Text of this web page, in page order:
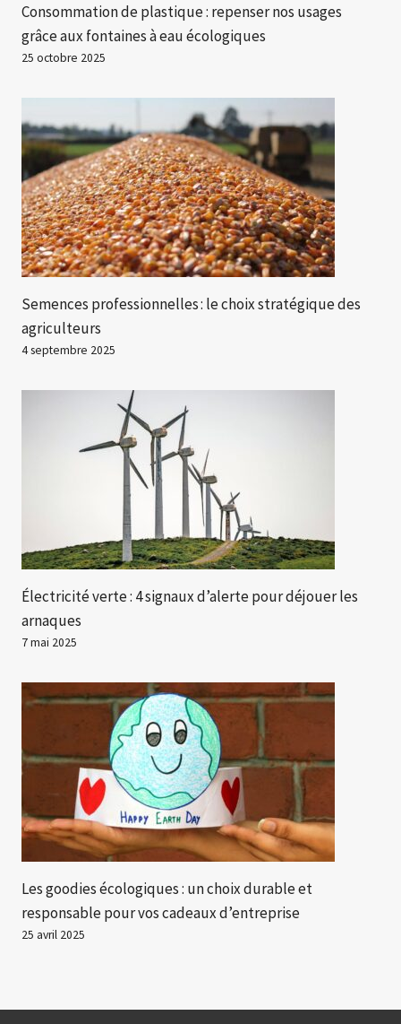
Consommation de plastique : repenser nos usages
grâce aux fontaines à eau écologiques
25 octobre 2025
Semences professionnelles : le choix stratégique des
agriculteurs
4 septembre 2025
Électricité verte : 4 signaux d’alerte pour déjouer les
arnaques
7 mai 2025
Les goodies écologiques : un choix durable et
responsable pour vos cadeaux d’entreprise
25 avril 2025